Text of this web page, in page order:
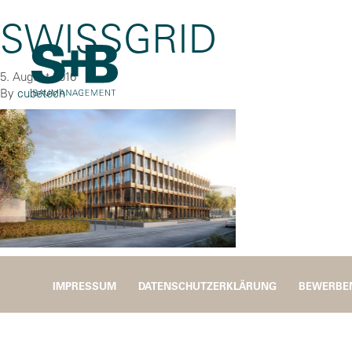
SWISSGRID
5. August 2016
By cubetech
IMPRESSUM DATENSCHUTZERKLÄRUNG